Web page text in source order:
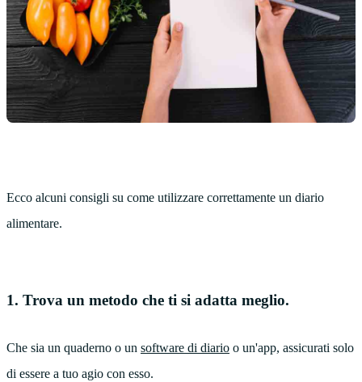
Ecco alcuni consigli su come utilizzare correttamente un diario
alimentare.
1. Trova un metodo che ti si adatta meglio.
Che sia un quaderno o un software di diario o un'app, assicurati solo
di essere a tuo agio con esso.